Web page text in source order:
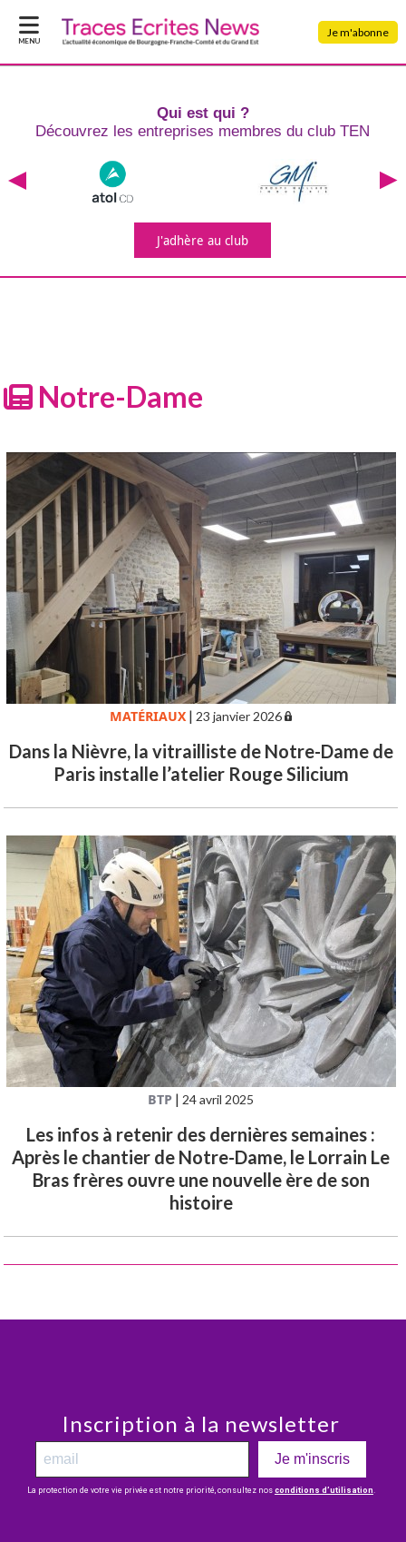
MENU
Je m'abonne
Qui est qui ?
Découvrez les entreprises membres du club TEN
J'adhèreau club
Notre-Dame
MATÉRIAUX| 23 janvier 2026
Dans la Nièvre, la vitrailliste de Notre-Dame de
Paris installe l’atelier Rouge Silicium
BTP | 24 avril 2025
Les infos à retenir des dernières semaines :
Après le chantier de Notre-Dame, le Lorrain Le
Bras frères ouvre une nouvelle ère de son
histoire
Inscription à la newsletter
Je m'inscris
La protection de votre vie privée est notre priorité, consultez nos conditions d’utilisation